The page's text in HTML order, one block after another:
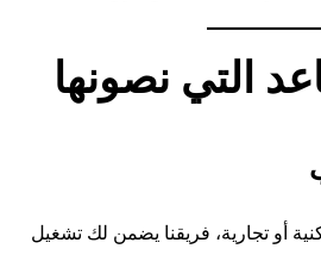
التي نصونها
أو تجارية، فريقنا يضمن لك تشغيل